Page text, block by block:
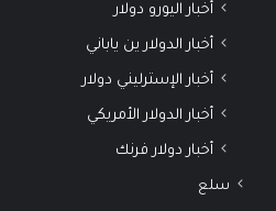
أخبار اليورو دولار
أخبار الدولار ين ياباني
أخبار الإسترليني دولار
أخبار الدولار الأمريكي
أخبار دولار فرنك
سلع